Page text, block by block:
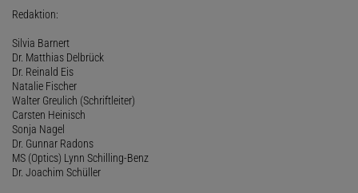
Redaktion:
Silvia Barnert
Dr. Matthias Delbrück
Dr. Reinald Eis
Natalie Fischer
Walter Greulich (Schriftleiter)
Carsten Heinisch
Sonja Nagel
Dr. Gunnar Radons
MS (Optics) Lynn Schilling-Benz
Dr. Joachim Schüller